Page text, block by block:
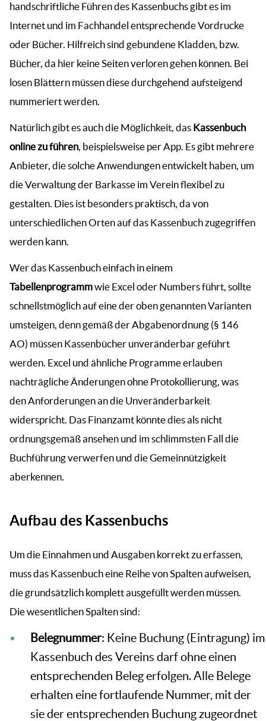
handschriftliche Führen des Kassenbuchs gibt es im
Internet und im Fachhandel entsprechende Vordrucke
oder Bücher. Hilfreich sind gebundene Kladden, bzw.
Bücher, da hier keine Seiten verloren gehen können. Bei
losen Blättern müssen diese durchgehend aufsteigend
nummeriert werden.
Natürlich gibt es auch die Möglichkeit, das Kassenbuch
online zu führen, beispielsweise per App. Es gibt mehrere
Anbieter, die solche Anwendungen entwickelt haben, um
die Verwaltung der Barkasse im Verein flexibel zu
gestalten. Dies ist besonders praktisch, da von
unterschiedlichen Orten auf das Kassenbuch zugegriffen
werden kann.
Wer das Kassenbuch einfach in einem
Tabellenprogrammwie Excel oder Numbers führt, sollte
schnellstmöglich auf eine der oben genannten Varianten
umsteigen, denn gemäß der Abgabenordnung (§ 146
AO) müssen Kassenbücher unveränderbar geführt
werden. Excel und ähnliche Programme erlauben
nachträgliche Änderungen ohne Protokollierung, was
den Anforderungen an die Unveränderbarkeit
widerspricht. Das Finanzamt könnte dies als nicht
ordnungsgemäß ansehen und im schlimmsten Fall die
Buchführung verwerfen und die Gemeinnützigkeit
aberkennen.
Aufbau des Kassenbuchs
Um die Einnahmen und Ausgaben korrekt zu erfassen,
muss das Kassenbuch eine Reihe von Spalten aufweisen,
die grundsätzlich komplett ausgefüllt werden müssen.
Die wesentlichen Spalten sind:
Belegnummer: Keine Buchung (Eintragung) im
Kassenbuch des Vereins darf ohne einen
entsprechenden Beleg erfolgen. Alle Belege
erhalten eine fortlaufende Nummer, mit der
sie der entsprechenden Buchung zugeordnet